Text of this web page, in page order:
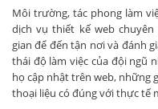
Môi trường, tác phong làm
dịch vụ thiết kế web
gian để đến tận nơi và đánh
thái độ làm việc của đội ngũ
họ cập nhật trên web, những
thoại liệu có đúng với thực tế